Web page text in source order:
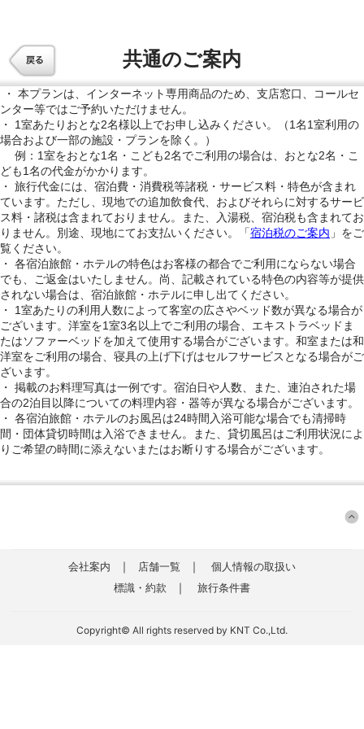
共通のご案内
・ 本プランは、インターネット専用商品のため、支店窓口、コールセ
ンター等ではご予約いただけません。
・ 1室あたりおとな2名様以上でお申し込みください。（1名1室利用の
場合および一部の施設・プランを除く。）
例：1室をおとな1名・こども2名でご利用の場合は、おとな2名・こ
ども1名の代金がかかります。
・ 旅行代金には、宿泊費・消費税等諸税・サービス料・特色が含まれ
ています。ただし、現地での追加飲食代、およびそれらに対するサービ
ス料・諸税は含まれておりません。また、入湯税、宿泊税も含まれてお
りません。別途、現地にてお支払いください。「宿泊税のご案内 」をご
覧ください。
・ 各宿泊旅館・ホテルの特色はお客様の都合でご利用にならない場合
でも、ご返金はいたしません。尚、記載されている特色の内容等が提供
されない場合は、宿泊旅館・ホテルに申し出てください。
・ 1室あたりの利用人数によって客室の広さやベッド数が異なる場合が
ございます。洋室を1室3名以上でご利用の場合、エキストラベッドま
たはソファーベッドを加えて使用する場合がございます。和室または和
洋室をご利用の場合、寝具の上げ下げはセルフサービスとなる場合がご
ざいます。
・ 掲載のお料理写真は一例です。宿泊日や人数、また、連泊された場
合の2泊目以降についての料理内容・器等が異なる場合がございます。
・ 各宿泊旅館・ホテルのお風呂は24時間入浴可能な場合でも清掃時
間・団体貸切時間は入浴できません。また、貸切風呂はご利用状況によ
りご希望の時間に添えないまたはお断りする場合がございます。
会社案内 ｜ 店舗一覧 ｜
個人情報の取扱い
標識・約款
｜ 旅行条件書
Copyright© All rights reserved by KNT Co.,Ltd.